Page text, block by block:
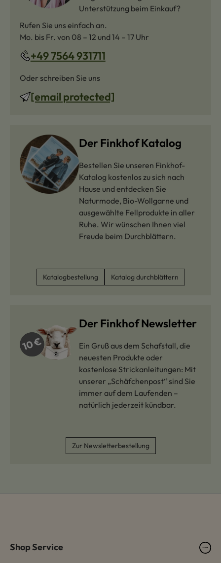
Unterstützung beim Einkauf?
Rufen Sie uns einfach an.
Mo. bis Fr. von 08 – 12 und 14 – 17 Uhr
+49 7564 931711
Oder schreiben Sie uns
[email protected]
Der Finkhof Katalog
Bestellen Sie unseren Finkhof-
Katalog kostenlos zu sich nach
Hause und entdecken Sie
Naturmode, Bio-Wollgarne und
ausgewählte Fellprodukte in aller
Ruhe. Wir wünschen Ihnen viel
Freude beim Durchblättern.
Katalogbestellung Katalog durchblättern
Der Finkhof Newsletter
Ein Gruß aus dem Schafstall, die
neuesten Produkte oder
kostenlose Strickanleitungen: Mit
unserer „Schäfchenpost“ sind Sie
immer auf dem Laufenden –
natürlich jederzeit kündbar.
Zur Newsletterbestellung
Shop Service